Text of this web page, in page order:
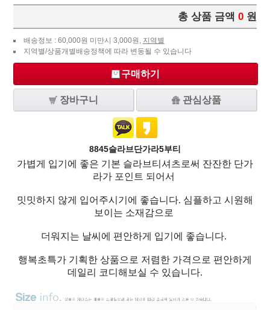
총 상품 금액 0 원
배송정보 : 60,000원 미만시 3,000원, 지역별
지역별/상품개별배송정책에 따라 변동될 수 있습니다
구매하기
장바구니 관심상품
8845슬라브단가라5부티
가볍게 입기에 좋은 기본 슬라브티셔츠로써 잔잔한 단가
라가 포인트 되어서
밋밋하지 않게 입어주시기에 좋습니다. 심플하고 시원해
보이는 소재감으로
더워지는 날씨에 편안하게 입기에 좋습니다.
행복초특가 기획한 상품으로 저렴한 가격으로 편안하게
데일리 코디해보실 수 있습니다.